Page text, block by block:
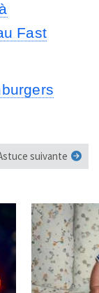
Fast
suivante